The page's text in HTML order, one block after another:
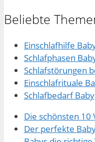
Beliebte
Einschlafhilfe
Schlafphasen
Schlafstörungen
Einschlafrituale
Schlafbedarf Baby
Die schönsten 10
Der perfekte